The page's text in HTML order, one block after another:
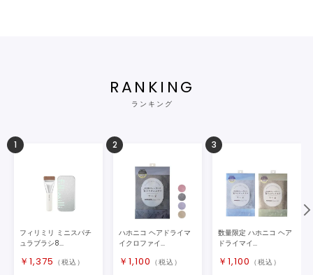
RANKING
ランキング
1
フィリミリ ミニスパチ
ュラブラシ8...
￥ 1,375 （税込）
2
ハホニコ ヘアドライマ
イクロファイ...
￥ 1,100 （税込）
3
数量限定 ハホニコ ヘア
ドライマイ...
￥ 1,100 （税込）